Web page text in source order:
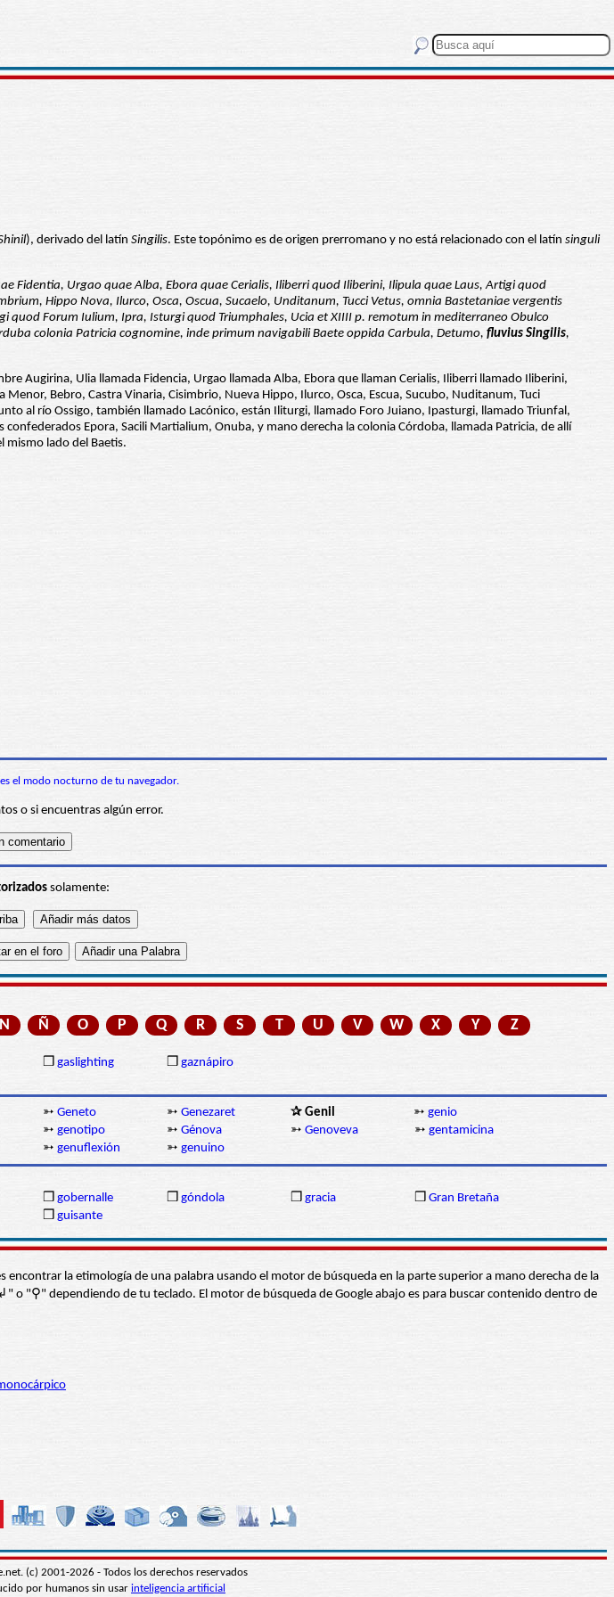
), derivado del latín Singilis. Este topónimo es de origen prerromano y no está relacionado con el latín singuli
Fidentia, Urgao quae Alba, Ebora quae Cerialis, Iliberri quod Iliberini, Ilipula quae Laus, Artigi quod
Hippo Nova, Ilurco, Osca, Oscua, Sucaelo, Unditanum, Tucci Vetus, omnia Bastetaniae vergentis
Forum Iulium, Ipra, Isturgi quod Triumphales, Ucia et XIIII p. remotum in mediterraneo Obulco
colonia Patricia cognomine, inde primum navigabili Baete oppida Carbula, Detumo, fluvius Singilis,
Augirina, Ulia llamada Fidencia, Urgao llamada Alba, Ebora que llaman Cerialis, Iliberri llamado Iliberini,
Menor, Bebro, Castra Vinaria, Cisimbrio, Nueva Hippo, Ilurco, Osca, Escua, Sucubo, Nuditanum, Tuci
al río Ossigo, también llamado Lacónico, están Iliturgi, llamado Foro Juiano, Ipasturgi, llamado Triunfal,
Epora, Sacili Martialium, Onuba, y mano derecha la colonia Córdoba, llamada Patricia, de allí
mismo lado del Baetis.
el modo nocturno de tu navegador.
o si encuentras algún error.
solamente:
N Ñ O P Q R S T U V W X Y Z
❒ gaslighting ❒ gaznápiro
➳ Geneto ➳ Genezaret ✰ Genil ➳ genio
➳ genotipo ➳ Génova ➳ Genoveva ➳ gentamicina
➳ genuflexión ➳ genuino
❒ gobernalle ❒ góndola ❒ gracia ❒ Gran Bretaña
❒ guisante
la etimología de una palabra usando el motor de búsqueda en la parte superior a mano derecha de la
o "⚲" dependiendo de tu teclado. El motor de búsqueda de Google abajo es para buscar contenido dentro de
(c) 2001-2026 - Todos los derechos reservados
por humanos sin usar inteligencia artificial